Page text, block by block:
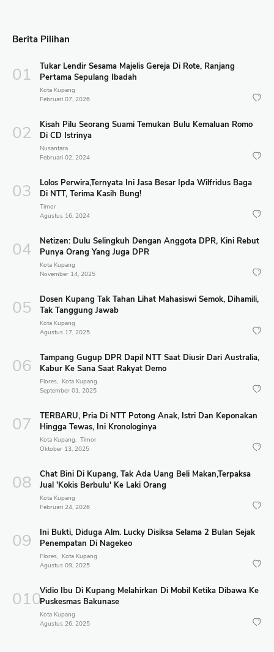
Berita Pilihan
Tukar Lendir Sesama Majelis Gereja Di Rote, Ranjang
Pertama Sepulang Ibadah
Kota Kupang
Februari 07, 2026
Kisah Pilu Seorang Suami Temukan Bulu Kemaluan Romo
Di CD Istrinya
Nusantara
Februari 02, 2024
Lolos Perwira,Ternyata Ini Jasa Besar Ipda Wilfridus Baga
Di NTT, Terima Kasih Bung!
Timor
Agustus 16, 2024
Netizen: Dulu Selingkuh Dengan Anggota DPR, Kini Rebut
Punya Orang Yang Juga DPR
Kota Kupang
November 14, 2025
Dosen Kupang Tak Tahan Lihat Mahasiswi Semok, Dihamili,
Tak Tanggung Jawab
Kota Kupang
Agustus 17, 2025
Tampang Gugup DPR Dapil NTT Saat Diusir Dari Australia,
Kabur Ke Sana Saat Rakyat Demo
Flores
Kota Kupang
September 01, 2025
TERBARU, Pria Di NTT Potong Anak, Istri Dan Keponakan
Hingga Tewas, Ini Kronologinya
Kota Kupang
Timor
Oktober 13, 2025
Chat Bini Di Kupang, Tak Ada Uang Beli Makan,Terpaksa
Jual 'Kokis Berbulu' Ke Laki Orang
Kota Kupang
Februari 24, 2026
Ini Bukti, Diduga Alm. Lucky Disiksa Selama 2 Bulan Sejak
Penempatan Di Nagekeo
Flores
Kota Kupang
Agustus 09, 2025
Vidio Ibu Di Kupang Melahirkan Di Mobil Ketika Dibawa Ke
Puskesmas Bakunase
Kota Kupang
Agustus 26, 2025